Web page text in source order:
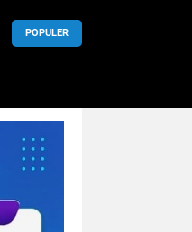
POPULER